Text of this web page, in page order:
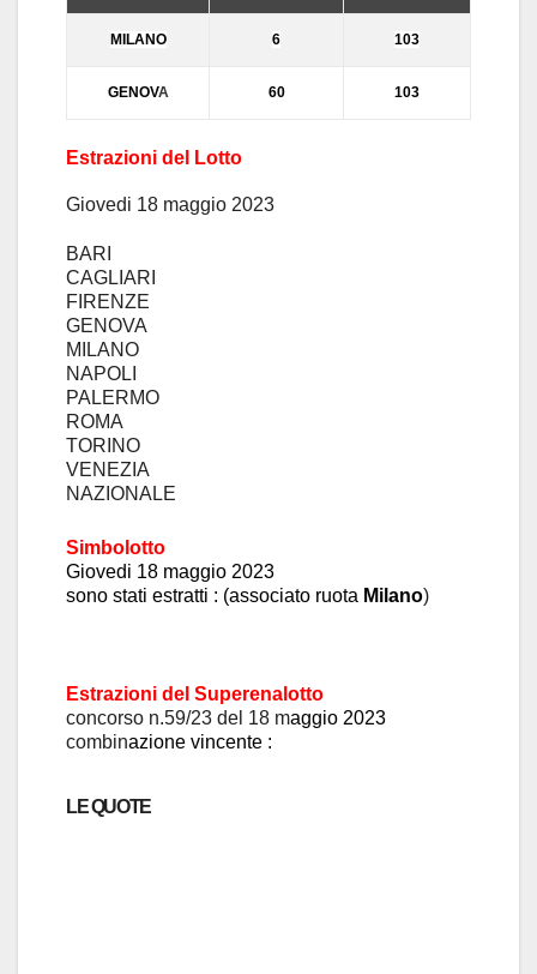
MILANO 6 103
GENOVA 60 103
Estrazioni del Lotto
Giovedi 18 maggio 2023
BARI
CAGLIARI
FIRENZE
GENOVA
MILANO
NAPOLI
PALERMO
ROMA
TORINO
VENEZIA
NAZIONALE
Simbolotto
Giovedi 18 maggio 2023
sono stati estratti : (associato ruota Mil ano)
Estrazioni del Superena lotto
concorso n.59/23 del 18 maggio 2023
combinazione vincente :
LE QUOTE